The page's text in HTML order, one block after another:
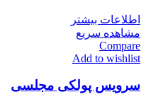
اطلاعات بیشتر
مشاهده سریع
Compare
Add to wishlist
سرویس پولکی مجلسی